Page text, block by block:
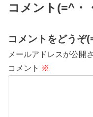
コメント(=^・
コメントをどうぞ
メールアドレスが公開
コメント ※